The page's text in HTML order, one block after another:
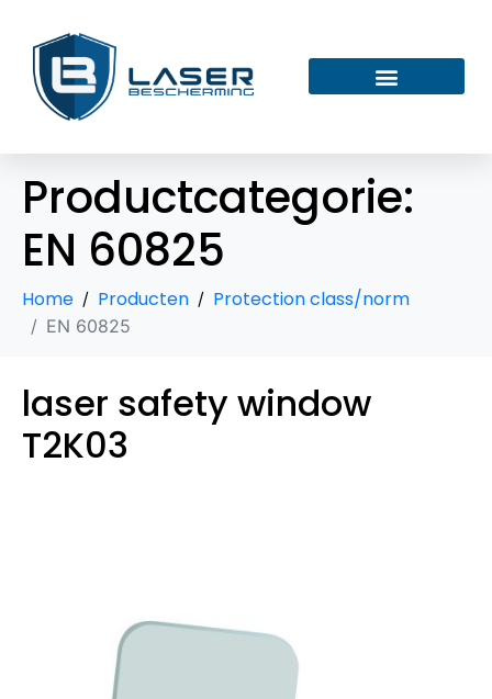
Productcategorie:
EN 60825
Home Producten Protection class/norm
EN 60825
laser safety window
T2K03